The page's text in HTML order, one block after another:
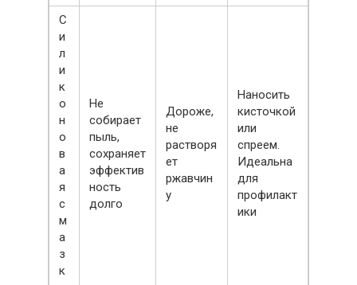
С
и
л
и
к
о
н
о
в
а
я
с
м
а
з
к
Не
собирает
пыль,
сохраняет
эффектив
ность
долго
Дороже,
не
растворя
ет
ржавчин
у
Наносить
кисточкой
или
спреем.
Идеальна
для
профилакт
ики